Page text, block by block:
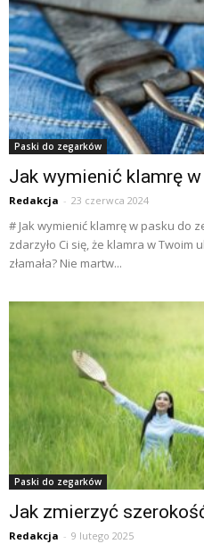
Paski do zegarków
Jak wymienić klamrę
Redakcja - 23 czerwca 2024
# Jak wymienić klamrę w pasku do
zdarzyło Ci się, że klamra w
złamała? Nie martw...
Paski do zegarków
Jak zmierzyć
Redakcja - 9 lutego 2025